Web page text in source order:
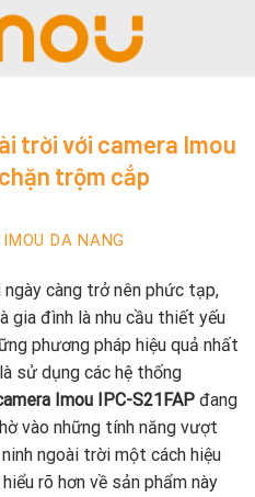
trời với camera Imou
trộm cắp
IMOU DA NANG
ngày càng trở nên phức tạp,
gia đình là nhu cầu thiết yếu
phương pháp hiệu quả nhất
sử dụng các hệ thống
Imou IPC-S21FAP đang
vào những tính năng vượt
ngoài trời một cách hiệu
rõ hơn về sản phẩm này